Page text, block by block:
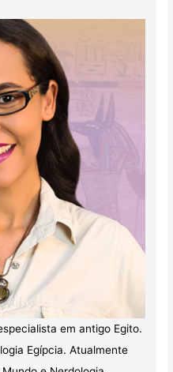
em antigo Egito.
Egípcia. Atualmente